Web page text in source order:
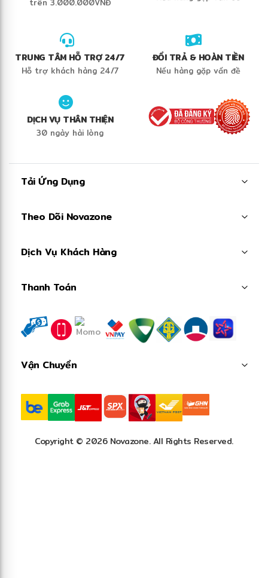
trên 3.000.000VNĐ
TRUNG TÂM HỖ TRỢ 24/7
Hỗ trợ khách hàng 24/7
ĐỔI TRẢ & HOÀN TIỀN
Nếu hàng gặp vấn đề
DỊCH VỤ THÂN THIỆN
30 ngày hài lòng
Tải Ứng Dụng
Theo Dõi Novazone
Dịch Vụ Khách Hàng
Thanh Toán
Vận Chuyển
Copyright © 2026 Novazone. All Rights Reserved.